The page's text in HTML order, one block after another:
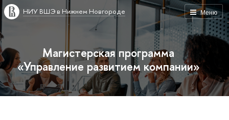
Меню
НИУ ВШЭ в Нижнем Новгороде
Магистерская программа
«Управление развитием компании»